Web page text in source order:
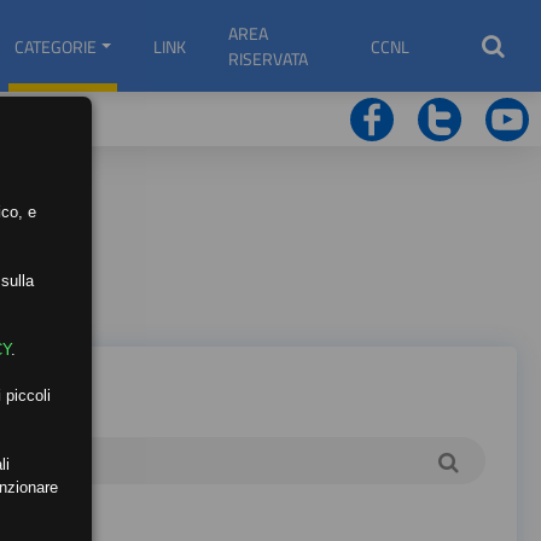
CATEGORIE LINK
AREA
RISERVATA
CCNL
e
.
piccoli